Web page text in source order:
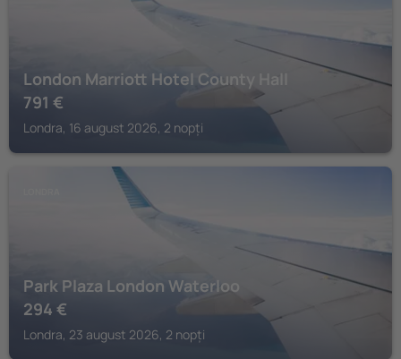
London Marriott Hotel County Hall
791 €
Londra, 16 august 2026, 2 nopți
Park Plaza London Waterloo
294 €
Londra, 23 august 2026, 2 nopți